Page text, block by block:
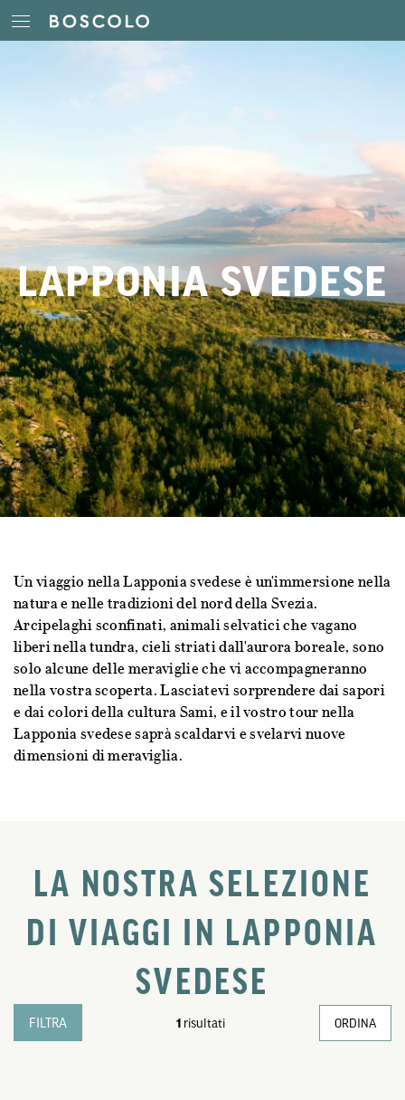
LAPPONIA SVEDESE
Un viaggio nella Lapponia svedese è un'immersione nella
natura e nelle tradizioni del nord della Svezia.
Arcipelaghi sconfinati, animali selvatici che vagano
liberi nella tundra, cieli striati dall'aurora boreale, sono
solo alcune delle meraviglie che vi accompagneranno
nella vostra scoperta. Lasciatevi sorprendere dai sapori
e dai colori della cultura Sami, e il vostro tour nella
Lapponia svedese saprà scaldarvi e svelarvi nuove
dimensioni di meraviglia.
LA NOSTRA SELEZIONE
DI VIAGGI IN LAPPONIA
SVEDESE
FILTRA 1 risultati ORDINA